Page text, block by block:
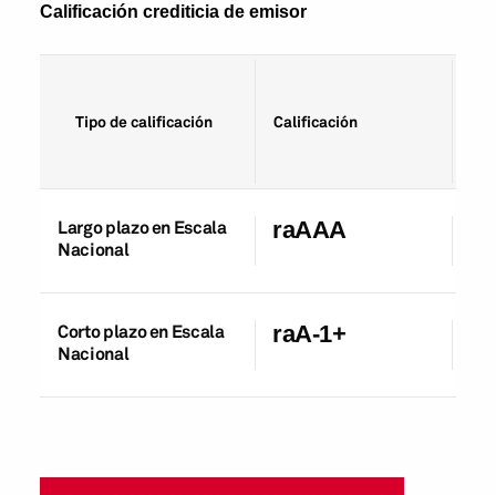
Calificación crediticia de emisor
Tipo de calificación Calificación
Largo plazo en Escala
Nacional
raAAA
Corto plazo en Escala
Nacional
raA-1+